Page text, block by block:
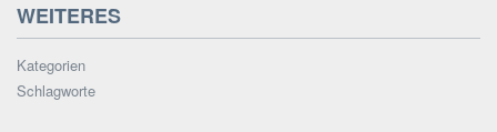
WEITERES
Kategorien
Schlagworte